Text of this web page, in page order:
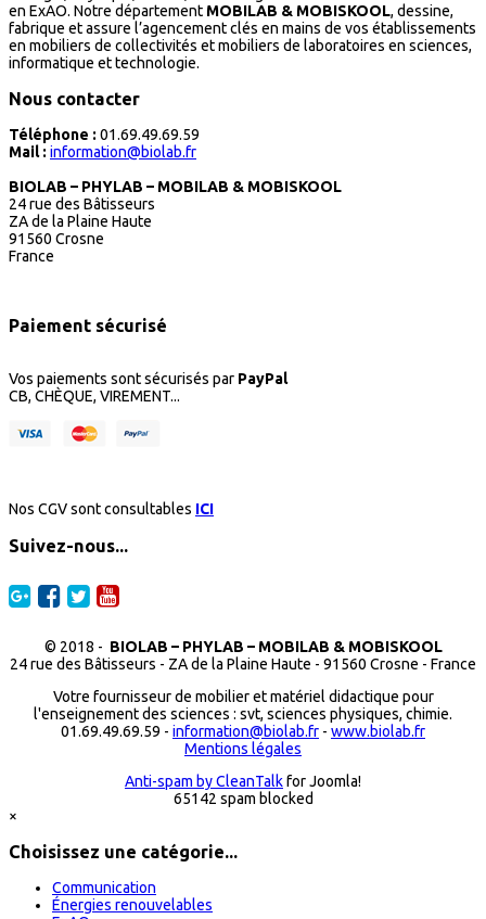
en ExAO. Notre département MOBILAB & MOBISKOOL, dessine,
fabrique et assure l’agencement clés en mains de vos établissements
en mobiliers de collectivités et mobiliers de laboratoires en sciences,
informatique et technologie.
Nous contacter
Téléphone : 01.69.49.69.59
Mail : information@biolab.fr
BIOLAB – PHYLAB – MOBILAB & MOBISKOOL
24 rue des Bâtisseurs
ZA de la Plaine Haute
91560 Crosne
France
Paiement sécurisé
Vos paiements sont sécurisés par PayPal
CB, CHÈQUE, VIREMENT...
Nos CGV sont consultables ICI
Suivez-nous...
© 2018 - BIOLAB – PHYLAB – MOBILAB & MOBISKOOL
24 rue des Bâtisseurs - ZA de la Plaine Haute - 91560 Crosne - France
Votre fournisseur de mobilier et matériel didactique pour
l'enseignement des sciences : svt, sciences physiques, chimie.
01.69.49.69.59 - information@biolab.fr - www.biolab.fr
Mentions légales
Anti-spam by CleanTalkfor Joomla!
65142 spam blocked
×
Choisissez une catégorie...
Communication
Énergies renouvelables